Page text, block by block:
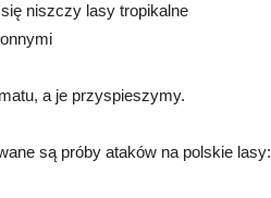
niszczy lasy tropikalne
a je przyspieszymy.
są próby ataków na polskie lasy: